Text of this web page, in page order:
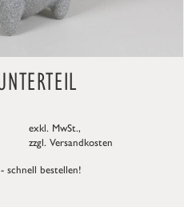
exkl. MwSt.,
zzgl. Versandkosten
schnell bestellen!